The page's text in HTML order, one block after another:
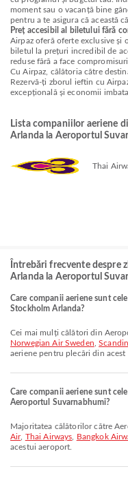
moment sau o vacanță bine
pentru a te asigura că această
Preț accesibil al biletului fără
Airpaz oferă oferte exclusive și
biletul la prețuri incredibil de
reduse fără a face
Cu Airpaz, călătoria către
Rezervă-ți zborul ieftin cu
excepțională și economii
Lista companiilor aeriene
Arlanda la Aeroportul
Thai
Întrebări frecvente despre
Arlanda la Aeroportul
Care companii aeriene sunt
Stockholm Arlanda?
Cei mai mulți călători din
Norwegian Air Sweden ,
aeriene pentru plecări din acest
Care companii aeriene sunt
Aeroportul Suvarnabhumi?
Majoritatea călătorilor către
Air, Thai Airways Bangkok
acestui aeroport.